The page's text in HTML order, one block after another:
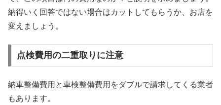
納得いく回答ではない場合はカットしてもらうか、お店を
変えましょう。
点検費用の二重取りに注意
納車整備費用と車検整備費用をダブルで請求してくる業者
もあります。